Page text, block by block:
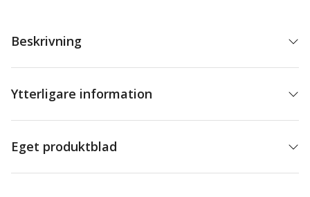
Beskrivning
Ytterligare information
Eget produktblad